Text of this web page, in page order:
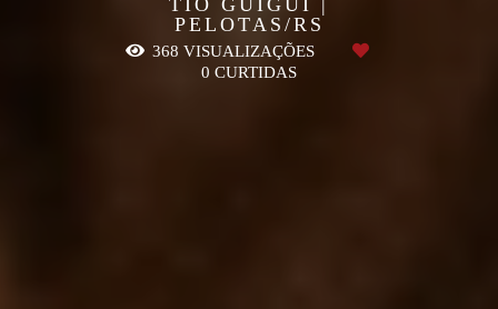
TIO GUIGUI |
PELOTAS/RS
368 VISUALIZAÇÕES
0 CURTIDAS